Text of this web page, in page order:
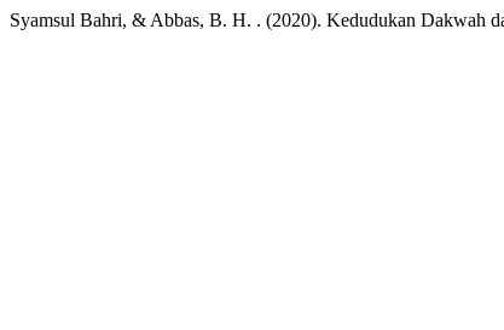
Syamsul Bahri, & Abbas, B. H. . (2020). Kedudukan Dakwah